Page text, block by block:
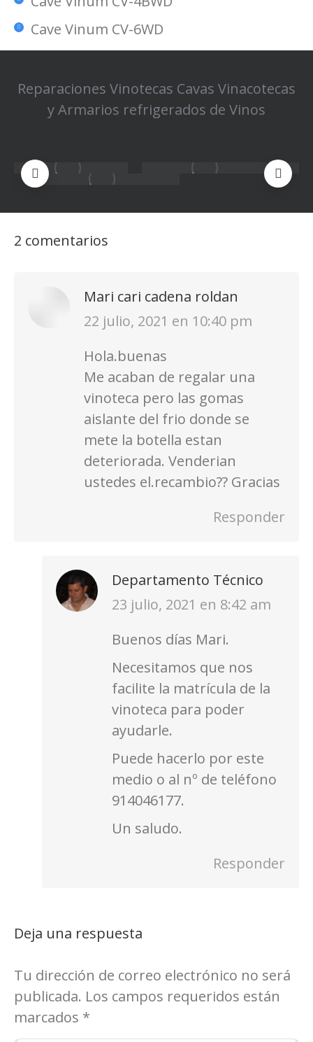
Cave Vinum CV-6WD
Reparaciones Vinotecas Cavas Vinacotecas
y Armarios refrigerados de Vinos
2 comentarios
Mari cari cadena roldan
dice:
22 julio, 2021 en 10:40 pm
Hola.buenas
Me acaban de regalar una
vinoteca pero las gomas
aislante del frio donde se
mete la botella estan
deteriorada. Venderian
ustedes el.recambio?? Gracias
Responder
Departamento Técnico
dice:
23 julio, 2021 en 8:42 am
Buenos días Mari.
Necesitamos que nos
facilite la matrícula de la
vinoteca para poder
ayudarle.
Puede hacerlo por este
medio o al nº de teléfono
914046177.
Un saludo.
Responder
Deja una respuesta
Tu dirección de correo electrónico no será
publicada. Los campos requeridos están
marcados *